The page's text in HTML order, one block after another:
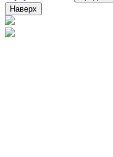
Наверх